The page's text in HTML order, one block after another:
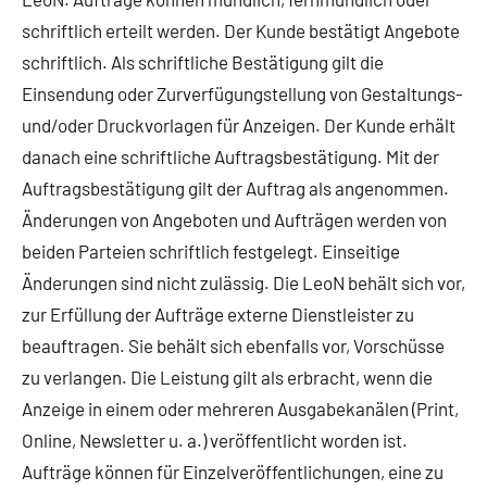
schriftlich erteilt werden. Der Kunde bestätigt Angebote
schriftlich. Als schriftliche Bestätigung gilt die
Einsendung oder Zurverfügungstellung von Gestaltungs-
und/oder Druckvorlagen für Anzeigen. Der Kunde erhält
danach eine schriftliche Auftragsbestätigung. Mit der
Auftragsbestätigung gilt der Auftrag als angenommen.
Änderungen von Angeboten und Aufträgen werden von
beiden Parteien schriftlich festgelegt. Einseitige
Änderungen sind nicht zulässig. Die LeoN behält sich vor,
zur Erfüllung der Aufträge externe Dienstleister zu
beauftragen. Sie behält sich ebenfalls vor, Vorschüsse
zu verlangen. Die Leistung gilt als erbracht, wenn die
Anzeige in einem oder mehreren Ausgabekanälen (Print,
Online, Newsletter u. a.) veröffentlicht worden ist.
Aufträge können für Einzelveröffentlichungen, eine zu